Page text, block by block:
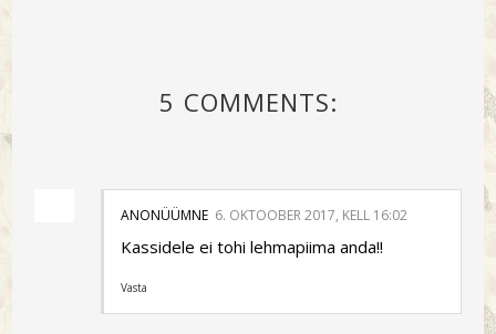
5 COMMENTS:
ANONÜÜMNE 6. OKTOOBER 2017, KELL 16:02
Kassidele ei tohi lehmapiima anda!!
Vasta